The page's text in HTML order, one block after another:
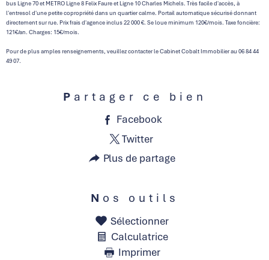
bus Ligne 70 et METRO Ligne 8 Felix Faure et Ligne 10 Charles Michels. Très facile d'accès, à
l'entresol d'une petite copropriété dans un quartier calme. Portail automatique sécurisé donnant
directement sur rue. Prix frais d'agence inclus 22 000 €. Se loue minimum 120€/mois. Taxe foncière:
121€/an. Charges: 15€/mois.
Pour de plus amples renseignements, veuillez contacter le Cabinet Cobalt Immobilier au 06 84 44
49 07.
Partager ce bien
Facebook
Twitter
Plus de partage
Nos outils
Sélectionner
Calculatrice
Imprimer